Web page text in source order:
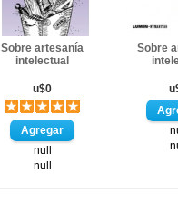
Sobre artesanía
intelectual
u$0
null
null
Sobre